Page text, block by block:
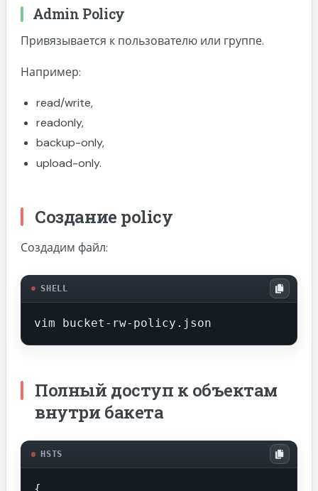
Admin Policy
Привязывается к пользователю или группе.
Например:
read/write,
readonly,
backup-only,
upload-only.
Создание policy
Создадим файл:
SHELL
vim bucket-rw-policy.json
Полный доступ к объектам
внутри бакета
HSTS
{